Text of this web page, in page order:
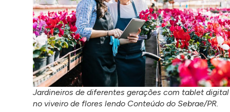
Jardineiros de diferentes gerações com tablet digital
no viveiro de flores lendo Conteúdo do Sebrae/PR.